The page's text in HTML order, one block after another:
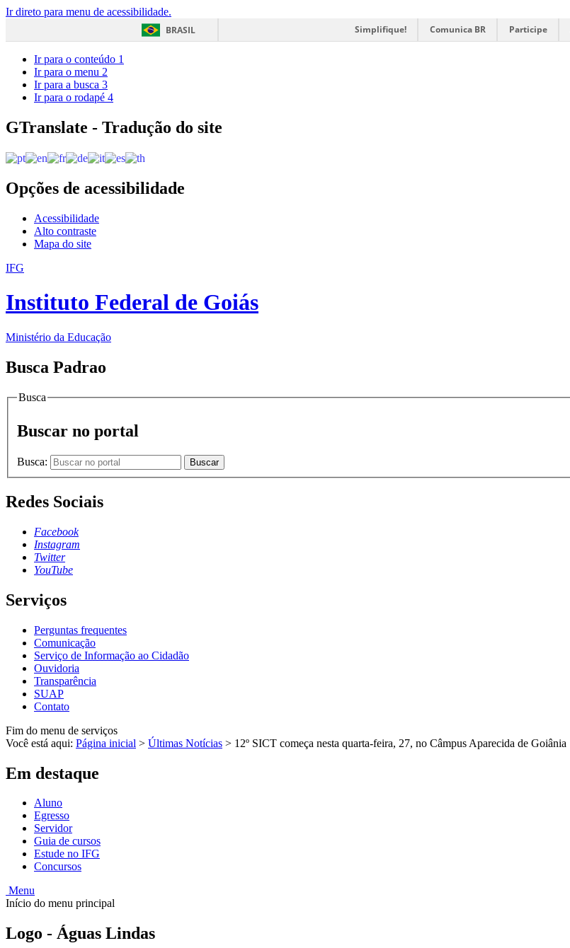
Ir direto para menu de acessibilidade.
BRASIL
Simplifique! Comunica BR Participe
Ir para o conteúdo 1
Ir para o menu 2
Ir para a busca 3
Ir para o rodapé 4
GTranslate - Tradução do site
Opções de acessibilidade
Acessibilidade
Alto contraste
Mapa do site
IFG
Instituto Federal de Goiás
Ministério da Educação
Busca Padrao
Busca
Buscar no portal
Busca: Buscar
Redes Sociais
Facebook
Instagram
Twitter
YouTube
Serviços
Perguntas frequentes
Comunicação
Serviço de Informação ao Cidadão
Ouvidoria
Transparência
SUAP
Contato
Fim do menu de serviços
Você está aqui: Página inicial > Últimas Notícias > 12º SICT começa nesta quarta-feira, 27, no Câmpus Aparecida de Goiânia
Em destaque
Aluno
Egresso
Servidor
Guia de cursos
Estude no IFG
Concursos
Menu
Início do menu principal
Logo - Águas Lindas